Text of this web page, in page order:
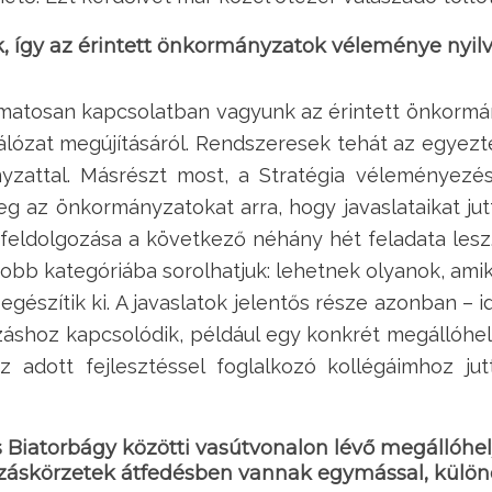
így az érintett önkormányzatok véleménye
kapcsolatban vagyunk az érintett
megújításáról. Rendszeresek tehát az
Másrészt most, a Stratégia
az önkormányzatokat arra, hogy javaslataikat
a következő néhány hét feladata
kategóriába sorolhatjuk: lehetnek olyanok,
ki. A javaslatok jelentős része azonban –
kapcsolódik, például egy konkrét
adott fejlesztéssel foglalkozó kollégáimhoz
Biatorbágy közötti vasútvonalon lévő
átfedésben vannak egymással,